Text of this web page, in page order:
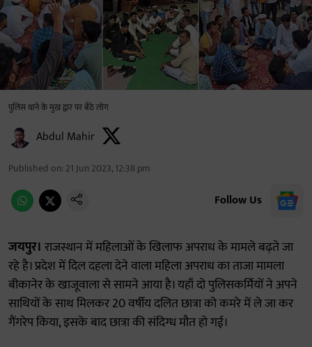
पुलिस थाने के मुख द्वार पर बैठे लोग
Abdul Mahir
Published on: 21 Jun 2023, 12:38 pm
Follow Us
जयपुर। राजस्थान में महिलाओं के खिलाफ अपराध के मामले बढ़ते जा
रहे है। प्रदेश में दिल दहला देने वाला महिला अपराध का ताजा मामला
बीकानेर के खाजूवाला से सामने आया है। यहाँ दो पुलिसकर्मियों ने अपने
साथियों के साथ मिलकर 20 वर्षीय दलित छात्रा को कमरे में ले जा कर
गैंगरेप किया, इसके बाद छात्रा की संदिग्ध मौत हो गई।